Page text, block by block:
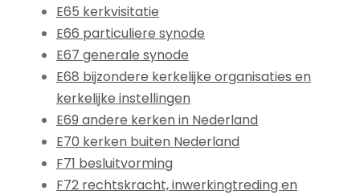
E65 kerkvisitatie
E66 particuliere synode
E67 generale synode
E68 bijzondere kerkelijke organisaties en
kerkelijke instellingen
E69 andere kerken in Nederland
E70 kerken buiten Nederland
F71 besluitvorming
F72 rechtskracht, inwerkingtreding en